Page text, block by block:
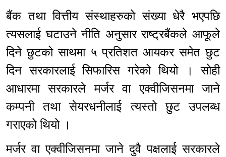
बैंक तथा वित्तीय संस्थाहरुको संख्या धेरै भएपछि
त्यसलाई घटाउने नीति अनुसार राष्ट्रबैंकले आफूले
दिने छुटको साथमा ५ प्रतिशत आयकर समेत छुट
दिन सरकारलाई सिफारिस गरेको थियो । सोही
आधारमा सरकारले मर्जर वा एक्वीजिसनमा जाने
कम्पनी तथा सेयरधनीलाई त्यस्तो छुट उपलब्ध
गराएको थियो ।
मर्जर वा एक्वीजिसनमा जाने दुवै पक्षलाई सरकारले